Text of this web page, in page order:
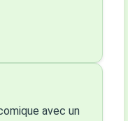
avec un